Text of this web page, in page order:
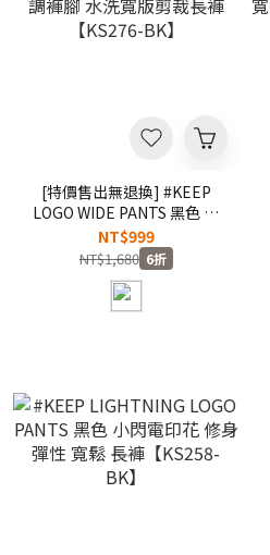
[特價售出無退換] #KEEP
LOGO WIDE PANTS 黑色 可
調褲腳 水洗寬版剪裁長褲
【KS276-BK】
NT$999
NT$1,680 6折